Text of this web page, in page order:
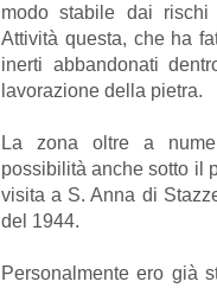
modo stabile dai rischi
Attività questa, che ha
inerti abbandonati
lavorazione della pietra.
La zona oltre a
possibilità anche sotto il
visita a S. Anna di
del 1944.
Personalmente ero già